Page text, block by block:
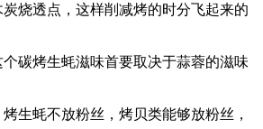
烧透点，这样削减烤的时分飞起来的
碳烤生蚝滋味首要取决于蒜蓉的滋味
生蚝不放粉丝，烤贝类能够放粉丝，